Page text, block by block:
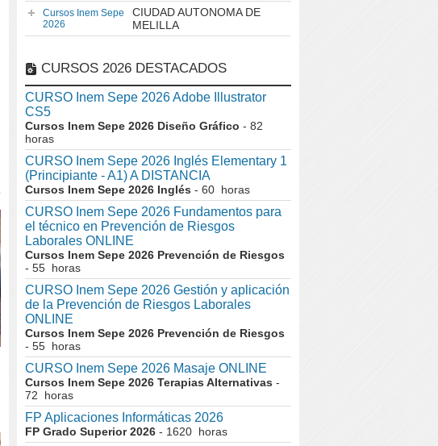
Cursos Inem Sepe
2026
CIUDAD AUTONOMA DE
MELILLA
CURSOS 2026 DESTACADOS
CURSO Inem Sepe 2026 Adobe Illustrator
CS5
Cursos Inem Sepe 2026 Diseño Gráfico - 82
horas
CURSO Inem Sepe 2026 Inglés Elementary 1
(Principiante - A1) A DISTANCIA
Cursos Inem Sepe 2026 Inglés - 60 horas
CURSO Inem Sepe 2026 Fundamentos para
el técnico en Prevención de Riesgos
Laborales ONLINE
Cursos Inem Sepe 2026 Prevención de Riesgos
- 55 horas
CURSO Inem Sepe 2026 Gestión y aplicación
de la Prevención de Riesgos Laborales
ONLINE
Cursos Inem Sepe 2026 Prevención de Riesgos
- 55 horas
CURSO Inem Sepe 2026 Masaje ONLINE
Cursos Inem Sepe 2026 Terapias Alternativas -
72 horas
FP Aplicaciones Informáticas 2026
FP Grado Superior 2026 - 1620 horas